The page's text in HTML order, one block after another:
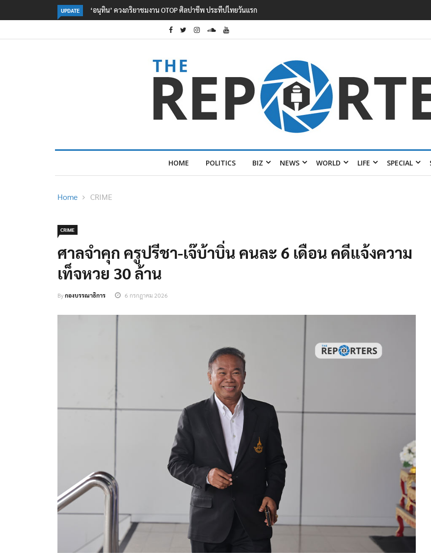
UPDATE ลอรีอัลโชว์ผลประกอบการครึ่งปีแรกโต 6.5% กวาดรายได้ 2.3 หมื่นล้านยูโร คว้าไลเซนส์ ‘กุชชี่’ 50 ปี พร้อมส่ง 4 แบรนด์ใหม่
HOME POLITICS BIZ NEWS WORLD LIFE SPECIAL
Home CRIME
CRIME
ศาลจำคุก ครูปรีชา-เจ๊บ้าบิ่น คนละ 6 เดือน คดีแจ้งความ
เท็จหวย 30 ล้าน
Byกองบรรณาธิการ 6 กรกฎาคม 2026